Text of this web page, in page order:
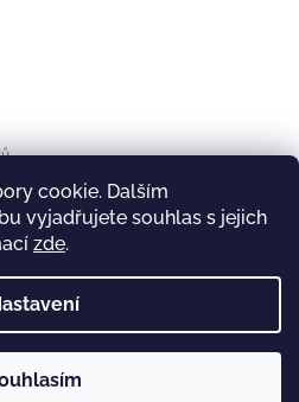
cookie. Dalším
vyjadřujete souhlas s jejich
zde.
Hledat
Faist Copyright 2026